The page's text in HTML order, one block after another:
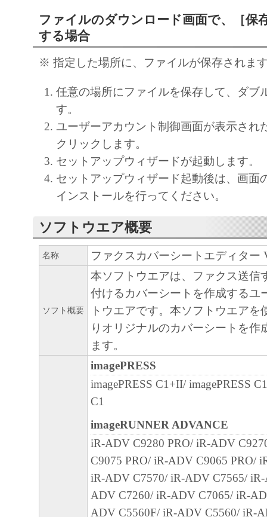
「本ソフトウェア」を使用させることがで
るコンピューターの使用者に本契約書上の
を遵守させるとともに、その履行に関し全
を条件とします。
するためのバックアップとして、「本ソフ
部、複製することができます。
(3) 上記(1)および(2)に定める場合を除き、
ヤノンのライセンサーのいかなる知的財産
と黙示たるとを問わず、本契約書によって
るいは許諾されるものではありません。
２．制限
(1) お客様は、再使用許諾、譲渡、販売、
くは貸与その他の方法により、第三者に「
ア」を使用させることはできません。
(2) お客様は、「本ソフトウェア」の全部
正、改変、逆コンパイル、逆アセンブル、
エンジニアリング等することはできません
このような行為をさせてはなりません。
３．著作権表示
お客様は、「本ソフトウェア」に含まれる
キヤノンのライセンサーの著作権表示を変
しくは削除してはなりません。
４．所有権
「本ソフトウェア」に係る権原および所有
によりキヤノンまたはキヤノンのライセン
お客様は、日本国政府または関連する外国
許可等を得ることなしに、「本ソフトウェ
ファイルのダウンロード画面で、［保
する場合
※ 指定した場所に、ファイルが保存されま
任意の場所にファイルを保存して、ダブ
す。
ユーザーアカウント制御画面が表示され
クリックします。
セットアップウィザードが起動します。
セットアップウィザード起動後は、画面
インストールを行ってください。
ソフトウエア概要
名称 ファクスカバーシートエディター
ソフト概要
本ソフトウエアは、ファクス送信
付けるカバーシートを作成するユ
トウエアです。本ソフトウエアを
りオリジナルのカバーシートを作
ます。
imagePRESS
imagePRESS C1+II/ imagePRESS
C1
imageRUNNER ADVANCE
iR-ADV C9280 PRO/ iR-ADV
C9075 PRO/ iR-ADV C9065 PRO/
iR-ADV C7570/ iR-ADV C7565/
ADV C7260/ iR-ADV C7065/ iR-
ADV C5560F/ iR-ADV C5560/ iR-